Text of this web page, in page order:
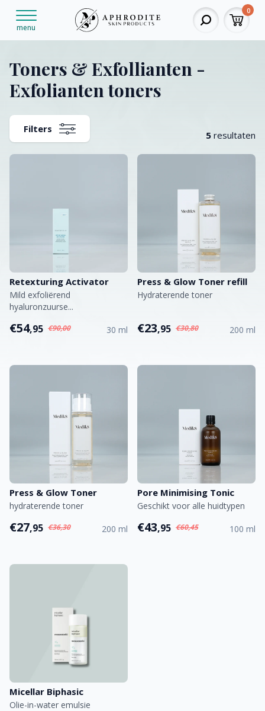
menu
0
Toners & Exfollianten -
Exfolianten toners
Filters
5 resultaten
Retexturing Activator
Mild exfoliërend
hyaluronzuurse...
€54,95 €90,00 30 ml
Press & Glow Toner refill
Hydraterende toner
€23,95 €30,80 200 ml
Press & Glow Toner
hydraterende toner
€27,95 €36,30 200 ml
Pore Minimising Tonic
Geschikt voor alle huidtypen
€43,95 €60,45 100 ml
Micellar Biphasic
Olie-in-water emulsie